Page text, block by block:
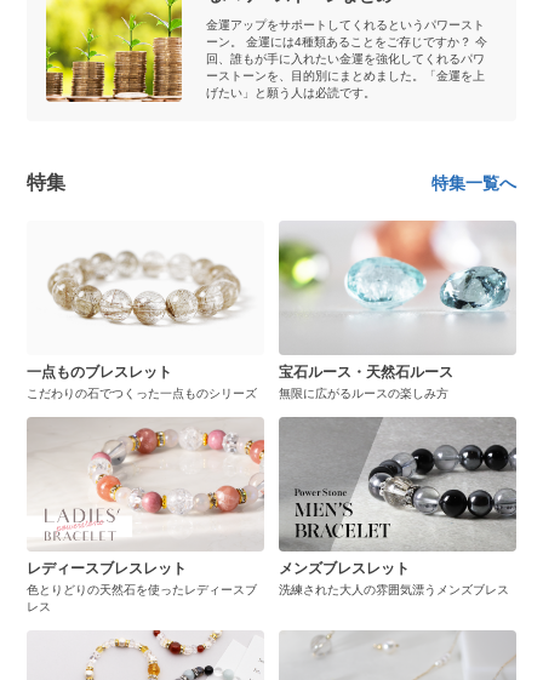
金運アップをサポートしてくれるというパワースト
ーン。 金運には4種類あることをご存じですか？ 今
回、誰もが手に入れたい金運を強化してくれるパワ
ーストーンを、目的別にまとめました。「金運を上
げたい」と願う人は必読です。
特集 特集一覧へ
一点ものブレスレット
こだわりの石でつくった一点ものシリーズ
宝石ルース・天然石ルース
無限に広がるルースの楽しみ方
レディースブレスレット
色とりどりの天然石を使ったレディースブ
レス
メンズブレスレット
洗練された大人の雰囲気漂うメンズブレス